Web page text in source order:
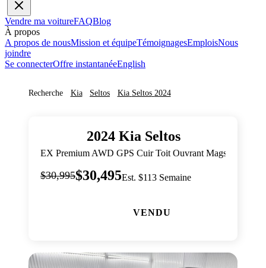
Vendre ma voitureFAQBlog
À propos
A propos de nousMission et équipeTémoignagesEmploisNous
joindre
Se connecterOffre instantanéeEnglish
Recherche Kia Seltos Kia Seltos 2024
2024 Kia Seltos
EX Premium AWD GPS Cuir Toit Ouvrant Mags
$30,995$30,495Est. $113 Semaine
VENDU